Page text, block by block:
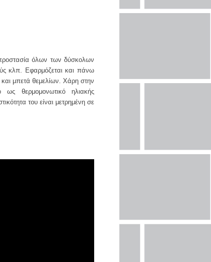
όλων των δύσκολων
κλπ. Εφαρμόζεται και πάνω
μπετά θεμελίων. Χάρη στην
θερμομονωτικό ηλιακής
του είναι μετρημένη σε